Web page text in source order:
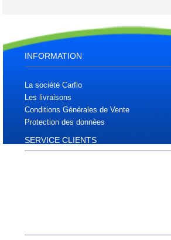
INFORMATION
La société Carflo
Les livraisons
Conditions Générales de Vente
Protection des données
SERVICE CLIENTS